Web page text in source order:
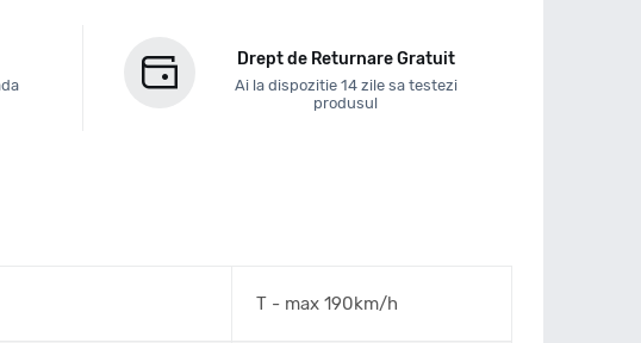
Drept de Returnare Gratuit
Ai la dispozitie 14 zile sa testezi
produsul
T - max 190km/h